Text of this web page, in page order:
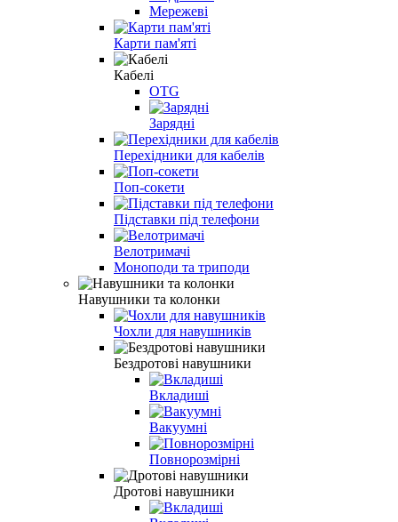
Мережеві
Карти пам'яті
Кабелі
OTG
Зарядні
Перехідники для кабелів
Поп-сокети
Підставки під телефони
Велотримачі
Моноподи та триподи
Навушники та колонки
Чохли для навушників
Бездротові навушники
Вкладиші
Вакуумні
Повнорозмірні
Дротові навушники